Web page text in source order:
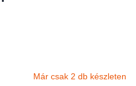
Már csak 2 db készleten